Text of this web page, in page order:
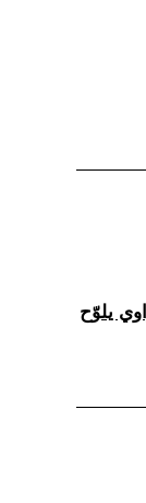
يلوّح